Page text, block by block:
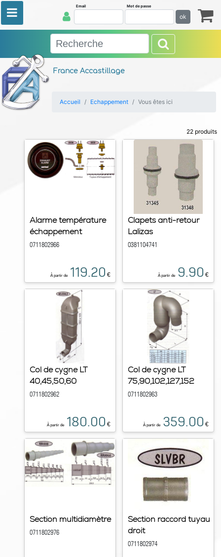
France Accastillage
Email Mot de passe
ok
Accueil Echappement Vous êtes ici
22 produits
Alarme température
échappement
0711802966
À partir de 119.20 €
Clapets anti-retour
Lalizas
0381104741
À partir de 9.90 €
Col de cygne LT
40,45,50,60
0711802962
À partir de 180.00 €
Col de cygne LT
75,90,102,127,152
0711802963
À partir de 359.00 €
Section multidiamètre
0711802976
Section raccord tuyau
droit
0711802974